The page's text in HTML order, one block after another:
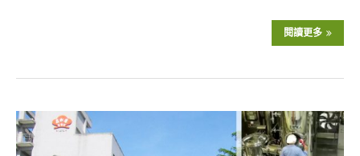
閱讀更多